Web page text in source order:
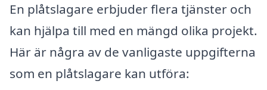
En plåtslagare erbjuder flera tjänster och
kan hjälpa till med en mängd olika projekt.
Här är några av de vanligaste uppgifterna
som en plåtslagare kan utföra: